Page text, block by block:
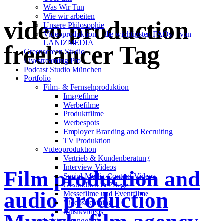
Was Wir Tun
Wie wir arbeiten
Unsere Philosophie
Videoproduktion – die wichtigsten FAQs – von
LANIZMEDIA
Greenscreen Studio
Livestreaming Pro
Podcast Studio München
Portfolio
Film- & Fernsehproduktion
Imagefilme
Werbefilme
Produktfilme
Werbespots
Employer Branding and Recruiting
TV Produktion
Videoproduktion
Vertrieb & Kundenberatung
Interview Videos
Social-Media-Content Videos
Gesundheit & Pflege
Mes­se­filme und Eventfilme
Video­strea­ming
Musikvideos
video production
freelancer Tag
Film production and
audio production